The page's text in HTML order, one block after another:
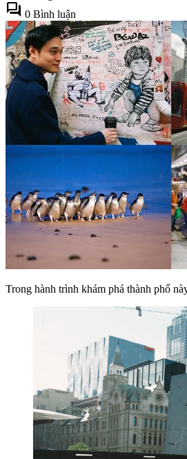
forum 0 Bình luận
Trong hành trình khám phá thành phố